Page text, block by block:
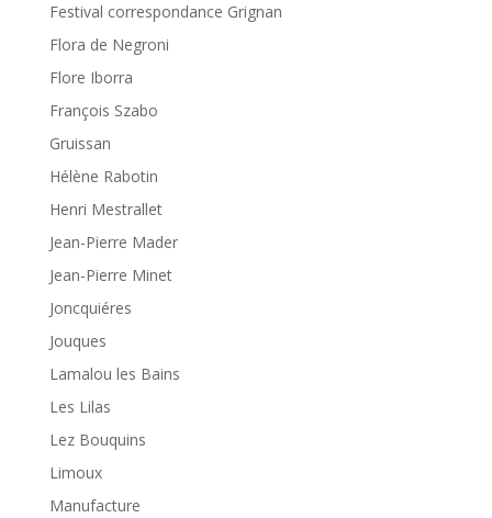
Festival correspondance Grignan
Flora de Negroni
Flore Iborra
François Szabo
Gruissan
Hélène Rabotin
Henri Mestrallet
Jean-Pierre Mader
Jean-Pierre Minet
Joncquiéres
Jouques
Lamalou les Bains
Les Lilas
Lez Bouquins
Limoux
Manufacture